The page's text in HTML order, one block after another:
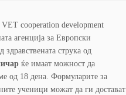
cooperation development
агенција за Европски
здравствената струка од
ќе имаат можност да
од 18 дена. Формуларите за
ученици можат да ги достават